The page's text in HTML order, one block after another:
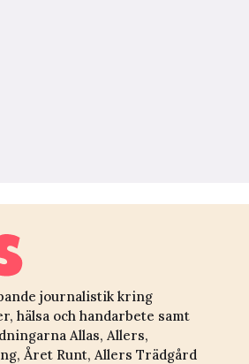
journalistik kring
hälsa och handarbete samt
Allas, Allers,
Året Runt, Allers Trädgård